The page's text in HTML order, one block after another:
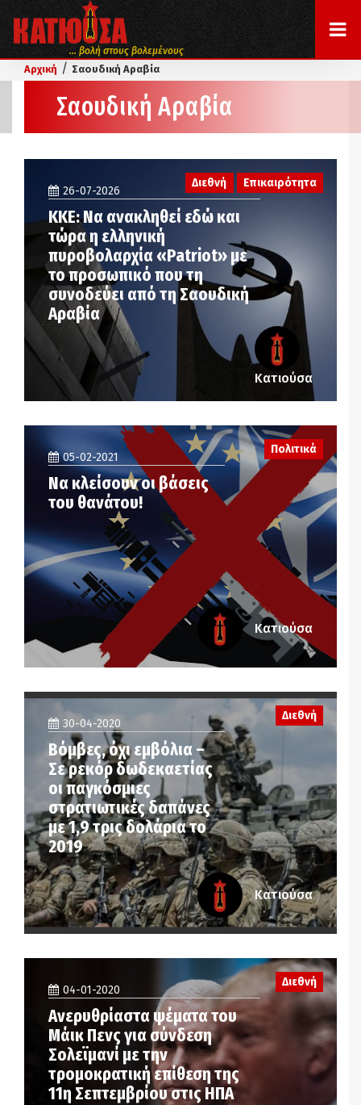
... βολή στους βολεμένους
Αρχική / Σαουδική Αραβία
Σαουδική Αραβία
Διεθνή Επικαιρότητα
26-07-2026
ΚΚΕ: Να ανακληθεί εδώ και
τώρα η ελληνική
πυροβολαρχία «Patriot» με
το προσωπικό που τη
συνοδεύει από τη Σαουδική
Αραβία
Κατιούσα
05-02-2021
Να κλείσουν οι βάσεις
του θανάτου!
Πολιτικά
Κατιούσα
30-04-2020
Βόμβες, όχι εμβόλια –
Σε ρεκόρ δωδεκαετίας
οι παγκόσμιες
στρατιωτικές δαπάνες
με 1,9 τρις δολάρια το
2019
Διεθνή
Κατιούσα
Διεθνή
04-01-2020
Ανερυθρίαστα ψέματα του
Μάικ Πενς για σύνδεση
Σολεϊμανί με την
τρομοκρατική επίθεση της
11η Σεπτεμβρίου στις ΗΠΑ